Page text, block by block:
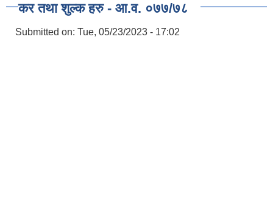
कर तथा शुल्क हरु - आ.व. ०७७/७८
Submitted on: Tue, 05/23/2023 - 17:02